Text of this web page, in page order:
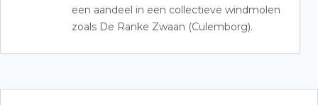
een aandeel in een collectieve windmolen
zoals De Ranke Zwaan (Culemborg).